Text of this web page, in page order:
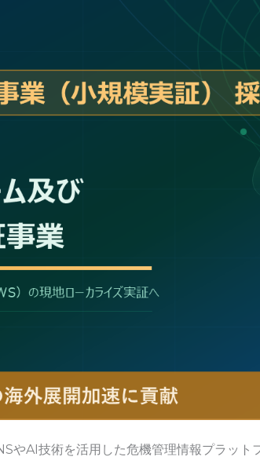
やAI技術を活用した危機管理情報プラット